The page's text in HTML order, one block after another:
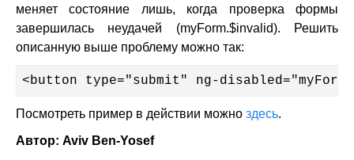
меняет состояние лишь, когда проверка формы
завершилась неудачей (myForm.$invalid). Решить
описанную выше проблему можно так:
<button type="submit" ng-
Посмотреть пример в действии можно здесь.
Автор: Aviv Ben-Yosef